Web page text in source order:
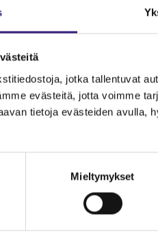
jotka tallentuvat
evästeitä, jotta voimme
tietoja evästeiden avulla,
Mieltymykset